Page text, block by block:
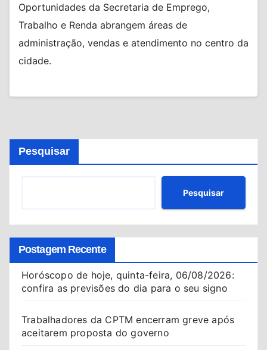
Oportunidades da Secretaria de Emprego,
Trabalho e Renda abrangem áreas de
administração, vendas e atendimento no centro da
cidade.
Pesquisar
Pesquisar
Postagem Recente
Horóscopo de hoje, quinta-feira, 06/08/2026:
confira as previsões do dia para o seu signo
Trabalhadores da CPTM encerram greve após
aceitarem proposta do governo